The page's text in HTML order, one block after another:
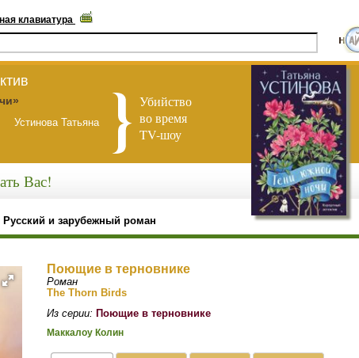
клавиатура
Устинова Татьяна
Убийство
во время
TV-шоу
Вас!
Русский и зарубежный роман
Поющие в терновнике
Роман
The Thorn Birds
Из серии: Поющие в терновнике
Маккалоу Колин